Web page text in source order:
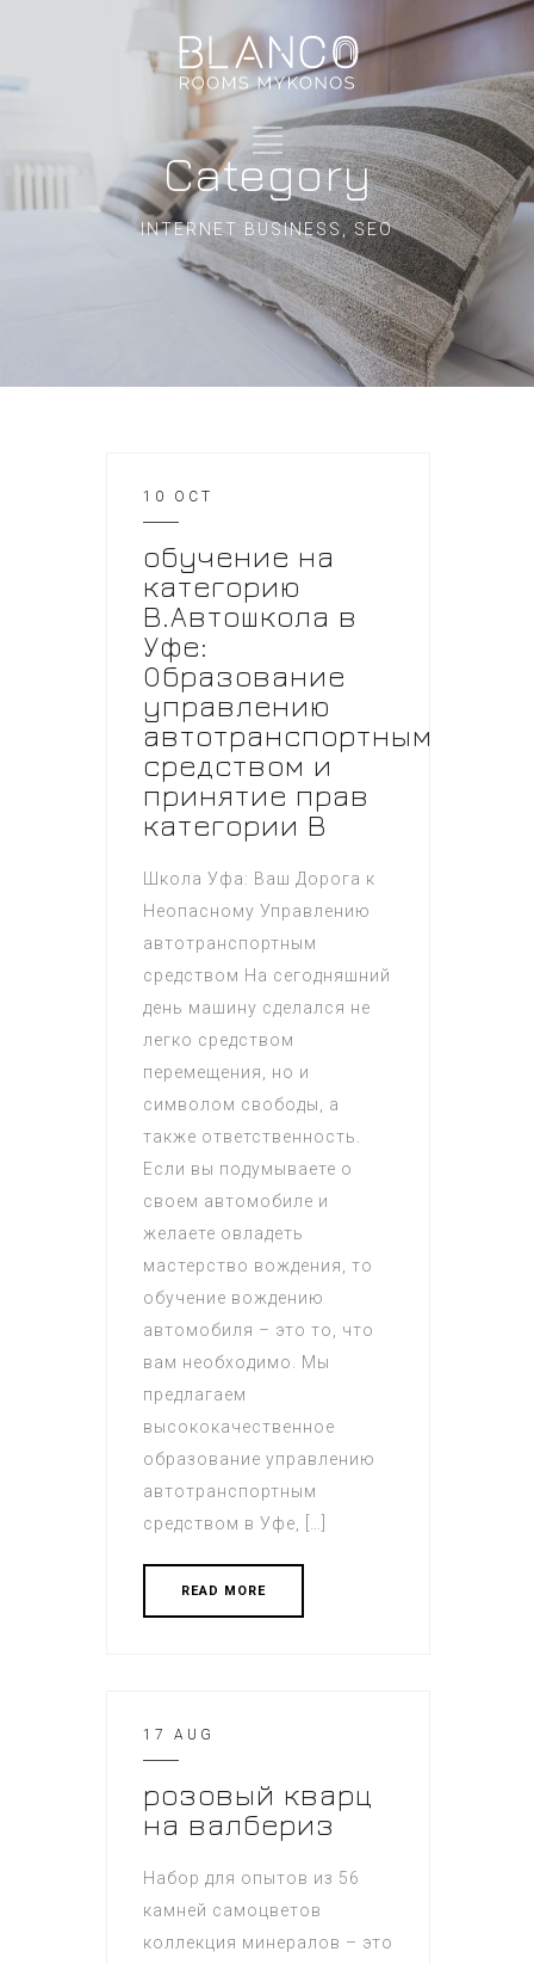
Category
INTERNET BUSINESS, SEO
10 OCT
обучение на
категорию
B.Автошкола в
Уфе:
Образование
управлению
автотранспортным
средством и
принятие прав
категории B
Школа Уфа: Ваш Дорога к
Неопасному Управлению
автотранспортным
средством На сегодняшний
день машину сделался не
легко средством
перемещения, но и
символом свободы, а
также ответственность.
Если вы подумываете о
своем автомобиле и
желаете овладеть
мастерство вождения, то
обучение вождению
автомобиля – это то, что
вам необходимо. Мы
предлагаем
высококачественное
образование управлению
автотранспортным
средством в Уфе, […]
READ MORE
17 AUG
розовый кварц
на валбериз
Набор для опытов из 56
камней самоцветов
коллекция минералов – это